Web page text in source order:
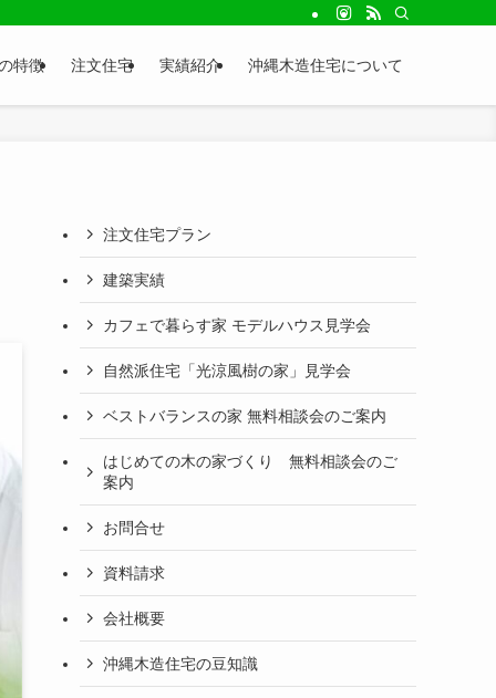
特徴 注文住宅 実績紹介 沖縄木造住宅について
注文住宅プラン
建築実績
カフェで暮らす家 モデルハウス見学会
自然派住宅「光涼風樹の家」見学会
ベストバランスの家 無料相談会のご案内
はじめての木の家づくり 無料相談会のご
案内
お問合せ
資料請求
会社概要
沖縄木造住宅の豆知識